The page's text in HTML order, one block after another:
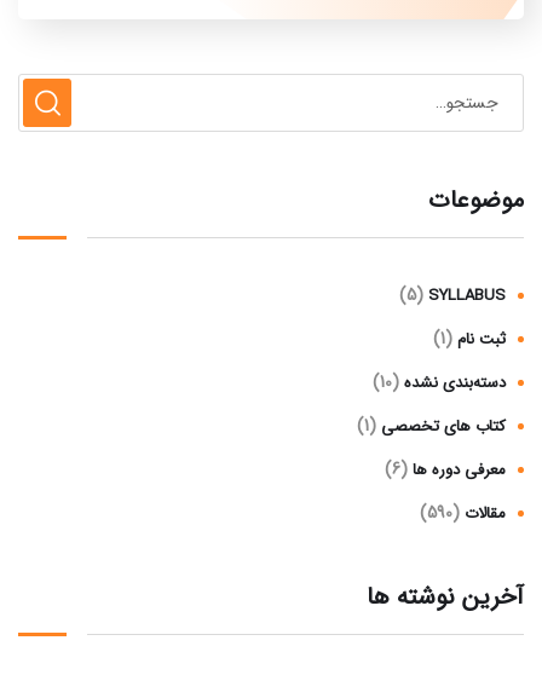
موضوعات
SYLLABUS
(5)
ثبت نام(1)
دسته‌بندی نشده(10)
کتاب های تخصصی (1)
معرفی دوره ها(6)
مقالات (590)
آخرین نوشته ها